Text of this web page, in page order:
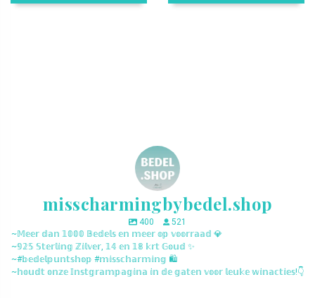
misscharmingbybedel.shop
400
521
~𝕄𝕖𝕖𝕣 𝕕𝕒𝕟 𝟙𝟘𝟘𝟘 𝔹𝕖𝕕𝕖𝕝𝕤 𝕖𝕟 𝕞𝕖𝕖𝕣 𝕠𝕡 𝕧𝕠𝕠𝕣𝕣𝕒𝕒𝕕 💎
~𝟡𝟚𝟝 𝕊𝕥𝕖𝕣𝕝𝕚𝕟𝕘 ℤ𝕚𝕝𝕧𝕖𝕣, 𝟙𝟜 𝕖𝕟 𝟙𝟠 𝕜𝕣𝕥 𝔾𝕠𝕦𝕕 ✨
~#𝕓𝕖𝕕𝕖𝕝𝕡𝕦𝕟𝕥𝕤𝕙𝕠𝕡 #𝕞𝕚𝕤𝕤𝕔𝕙𝕒𝕣𝕞𝕚𝕟𝕘 🛍️
~𝕙𝕠𝕦𝕕𝕥 𝕠𝕟𝕫𝕖 𝕀𝕟𝕤𝕥𝕘𝕣𝕒𝕞𝕡𝕒𝕘𝕚𝕟𝕒 𝕚𝕟 𝕕𝕖 𝕘𝕒𝕥𝕖𝕟 𝕧𝕠𝕠𝕣 𝕝𝕖𝕦𝕜𝕖 𝕨𝕚𝕟𝕒𝕔𝕥𝕚𝕖𝕤!👇